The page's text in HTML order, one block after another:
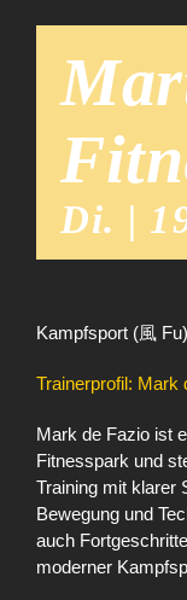
Di. |
Kampfsport (風 Fu)
Trainerprofil: Mark
Mark de Fazio ist
Fitnesspark und
Training mit klarer
Bewegung und
auch
moderner